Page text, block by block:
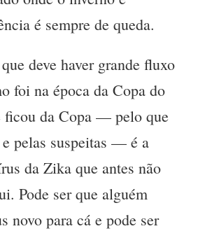
é sempre de queda.
deve haver grande fluxo
foi na época da Copa do
ficou da Copa — pelo que
pelas suspeitas — é a
da Zika que antes não
Pode ser que alguém
novo para cá e pode ser